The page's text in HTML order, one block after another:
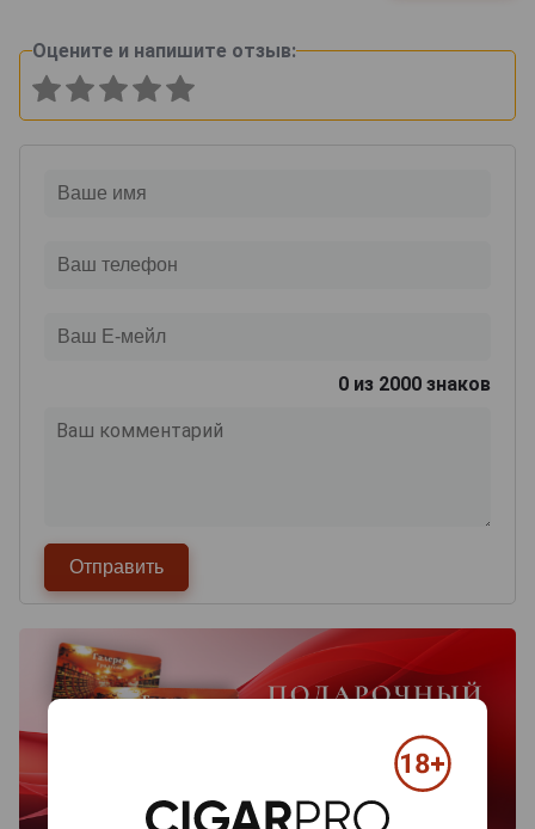
Оцените и напишите отзыв:
0 из 2000 знаков